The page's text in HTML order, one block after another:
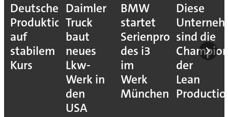
Deutsche
Produktion
auf
stabilem
Kurs
Daimler
Truck
baut
neues
Lkw-
Werk in
den
USA
BMW
startet
Serienproduktion
des i3
im
Werk
München
Diese
sind die
der
Lean